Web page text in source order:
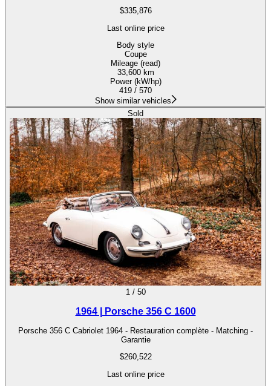
$335,876
Last online price
Body style
Coupe
Mileage (read)
33,600 km
Power (kW/hp)
419 / 570
Show similar vehicles
Sold
1 / 50
1964 | Porsche 356 C 1600
Porsche 356 C Cabriolet 1964 - Restauration complète - Matching -
Garantie
$260,522
Last online price